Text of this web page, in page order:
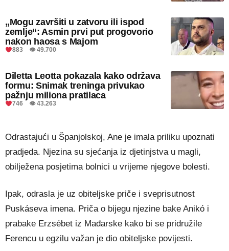
„Mogu završiti u zatvoru ili ispod
zemlje“: Asmin prvi put progovorio
nakon haosa s Majom
883 👁 49.700
Diletta Leotta pokazala kako održava
formu: Snimak treninga privukao
pažnju miliona pratilaca
746 👁 43.263
Odrastajući u Španjolskoj, Ane je imala priliku upoznati
pradjeda. Njezina su sjećanja iz djetinjstva u magli,
obilježena posjetima bolnici u vrijeme njegove bolesti.
Ipak, odrasla je uz obiteljske priče i sveprisutnost
Puskáseva imena. Priča o bijegu njezine bake Anikó i
prabake Erzsébet iz Mađarske kako bi se pridružile
Ferencu u egzilu važan je dio obiteljske povijesti.